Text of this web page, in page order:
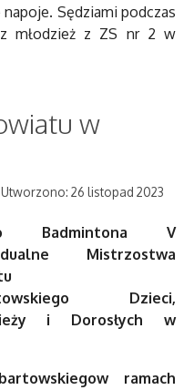
Sędziami podczas
młodzież z ZS nr 2 w
w
Utworzono: 26 listopad 2023
Badmintona V
Mistrzostwa
Dzieci,
i Dorosłych w
ramach